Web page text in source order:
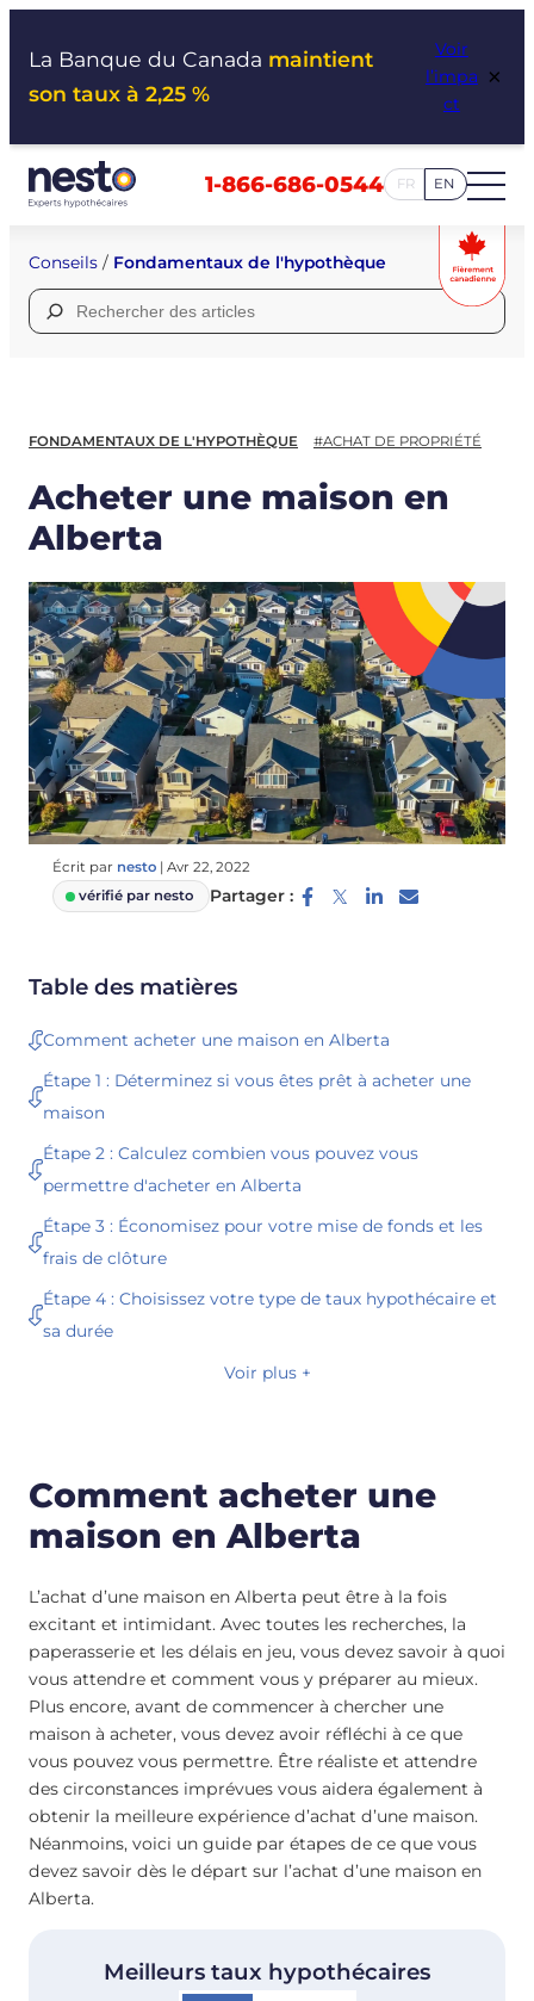
La Banque du Canada maintient
son taux à 2,25 %
Voir
l’impa
ct
×
1-866-686-0544 FR EN
Conseils / Fondamentaux de l'hypothèque
Rechercher :
FONDAMENTAUX DE L'HYPOTHÈQUE #ACHAT DE PROPRIÉTÉ
Acheter une maison en
Alberta
Écrit par nesto | Avr 22, 2022
vérifié par nesto
Partager :
Table des matières
Comment acheter une maison en Alberta
Étape 1 : Déterminez si vous êtes prêt à acheter une
maison
Étape 2 : Calculez combien vous pouvez vous
permettre d'acheter en Alberta
Étape 3 : Économisez pour votre mise de fonds et les
frais de clôture
Étape 4 : Choisissez votre type de taux hypothécaire et
sa durée
Voir plus +
Comment acheter une
maison en Alberta
L’achat d’une maison en Alberta peut être à la fois
excitant et intimidant. Avec toutes les recherches, la
paperasserie et les délais en jeu, vous devez savoir à quoi
vous attendre et comment vous y préparer au mieux.
Plus encore, avant de commencer à chercher une
maison à acheter, vous devez avoir réfléchi à ce que
vous pouvez vous permettre. Être réaliste et attendre
des circonstances imprévues vous aidera également à
obtenir la meilleure expérience d’achat d’une maison.
Néanmoins, voici un guide par étapes de ce que vous
devez savoir dès le départ sur l’achat d’une maison en
Alberta.
Meilleurs taux hypothécaires